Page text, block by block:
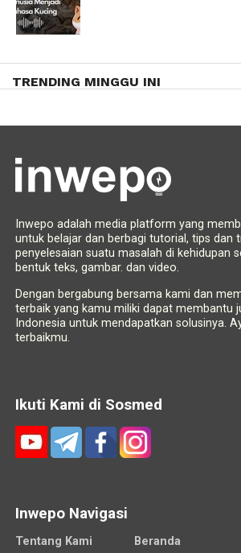
TRENDING MINGGU INI
Inwepo adalah media platform yang
untuk belajar dan berbagi tutorial, tips dan
penyelesaian suatu masalah di kehidupan
bentuk teks, gambar. dan video.
Dengan bergabung bersama kami dan
terbaik yang kamu miliki dapat membantu
Indonesia untuk mendapatkan solusinya.
terbaikmu.
Ikuti Kami di Sosmed
Inwepo Navigasi
Tentang Kami Beranda